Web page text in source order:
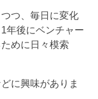
つ、毎日に変化
年後にベンチャー
めに日々模索
に興味がありま